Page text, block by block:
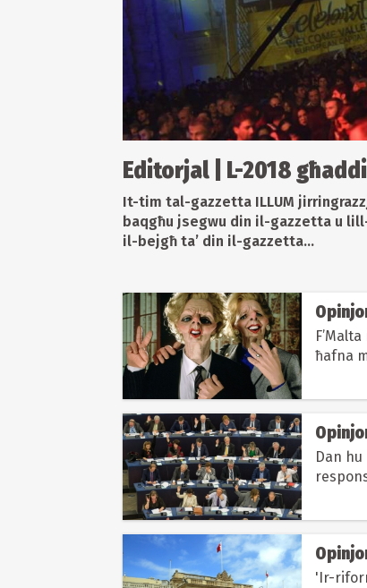
Editorjal | L-2018
It-tim tal-gazzetta ILLUM
baqgħu jsegwu din il-gazzetta u
il-bejgħ ta’ din il-gazzetta...
ħafna
Dan
'Ir-